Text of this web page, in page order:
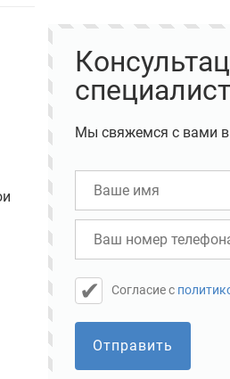
Мы свяжемся с вами в
Cогласие с
Отправить